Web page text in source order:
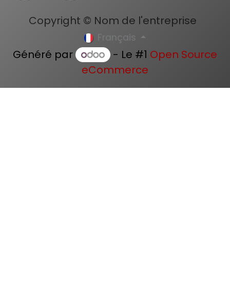
Copyright © Nom de l'entreprise
Français
Généré par - Le #1 Open Source
eCommerce